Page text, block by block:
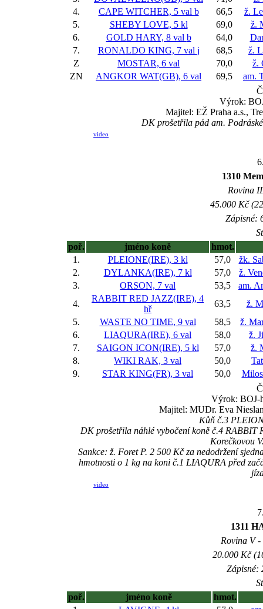
4.
CAPE WITCHER, 5 val b 66,5
ž.
5.
SHEBY LOVE, 5 kl 69,0
ž.
6.
GOLD HARY, 8 val b 64,0
7.
RONALDO KING, 7 val j 68,5
ž.
Z
MOSTAR, 6 val 70,0
ž.
ZN
ANGKOR WAT(GB), 6 val 69,5
am.
Výrok:
Majitel: EŽ Praha a.s.,
DK prošetřila pád am.
video
1310
Rovina
45.000 Kč
Zápisné:
poř.
jméno koně
hmot.
1.
PLEIONE(IRE), 3 kl 57,0
žk.
2.
DYLANKA(IRE), 7 kl 57,0
ž.
3.
ORSON, 7 val 53,5
am.
4.
RABBIT RED JAZZ(IRE), 4
hř
63,5
ž.
5.
WASTE NO TIME, 9 val 58,5
ž.
6.
LIAQURA(IRE), 6 val 58,0
ž.
7.
SAIGON ICON(IRE), 5 kl 57,0
ž.
8.
WIKI RAK, 3 val 50,0
9.
STAR KING(FR), 3 val 50,0
Výrok: BOJ-
Majitel: MUDr. Eva
Kůň č.3
DK prošetřila náhlé vybočení koně č.4 RABBIT
Korečkovou
Sankce: ž. Foret P. 2 500 Kč za nedodržení
hmotnosti o 1 kg na koni č.1 LIAQURA před
video
1311
Rovina V
20.000 Kč
Zápisné:
poř.
jméno koně
hmot.